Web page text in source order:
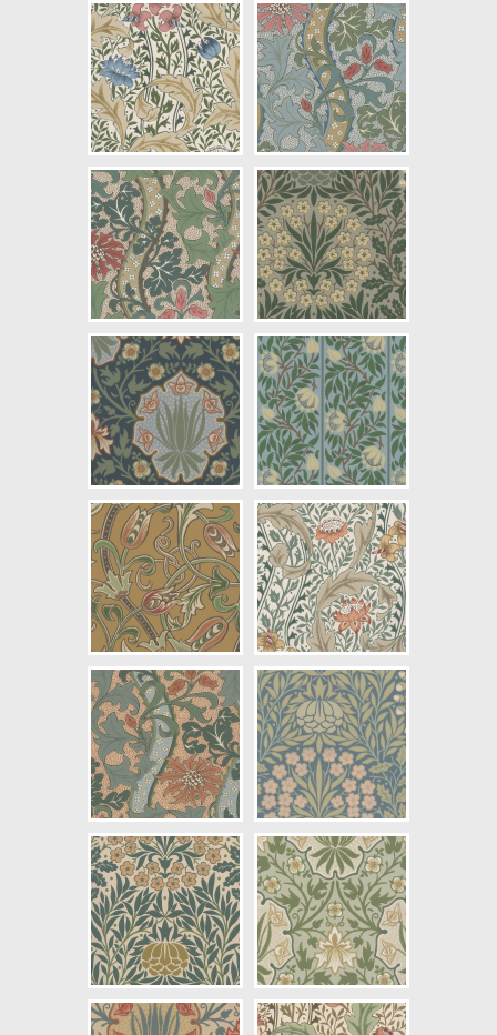
Mönster: Växande, Blommig,
Växter
Struktur: Limtryck
Cirkapris: 2479,00 kr
(Kontakta din färghandlare för
exakt pris.)